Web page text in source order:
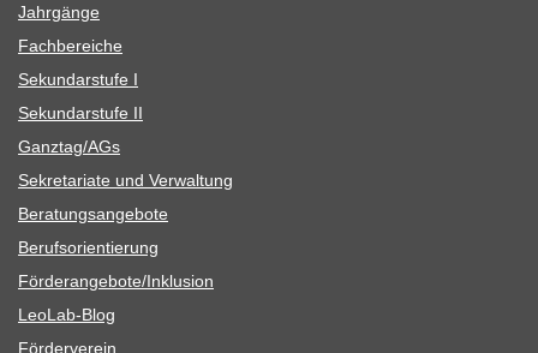
Jahr­gänge
Fach­be­rei­che
Sekun­dar­stufe I
Sekun­dar­stufe II
Ganztag/​​AGs
Sekre­ta­riate und Verwaltung
Bera­tungs­an­ge­bote
Berufs­ori­en­tie­rung
Förderangebote/​​Inklusion
Leo­Lab-Blog
För­der­ver­ein